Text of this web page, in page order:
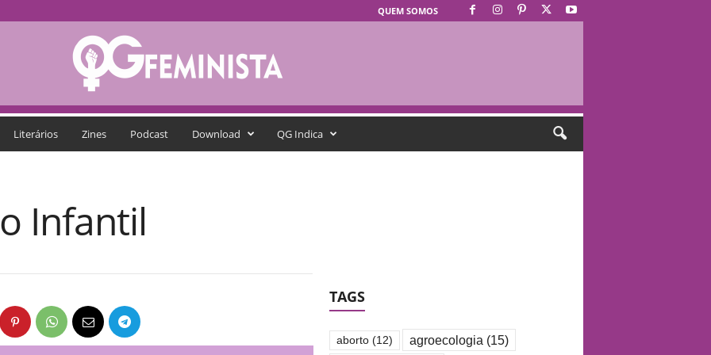
QUEM SOMOS
Literários Zines Podcast Download QG Indica
Infantil
TAGS
aborto(12) agroecologia (15)